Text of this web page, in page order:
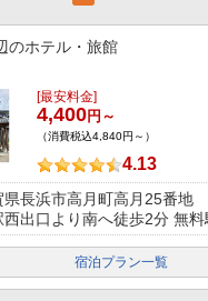
のホテル・旅館
[最安料金]
4,400円～
（消費税込4,840円～）
4.13
長浜市高月町高月25番地
出口より南へ徒歩2分 無料
宿泊プラン一覧